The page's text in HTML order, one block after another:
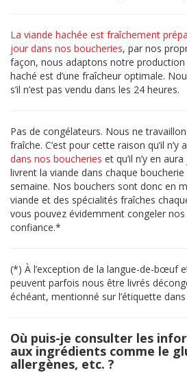
La viande hachée est fraîchement
jour dans nos boucheries, par nos
façon, nous adaptons notre
haché est d’une fraîcheur optimale.
s’il n’est pas vendu dans les 24 heures.
Pas de congélateurs. Nous ne
fraîche. C’est pour cette raison qu’il n’y a
dans nos boucheries et qu’il n’y en
livrent la viande dans chaque
semaine. Nos bouchers sont donc en
viande et des spécialités fraîches
vous pouvez évidemment congeler
confiance.*
(*) À l’exception de la langue-de-bœuf
peuvent parfois nous être livrés
échéant, mentionné sur l’étiquette
Où puis-je consulter les
aux ingrédients comme le
allergènes, etc. ?